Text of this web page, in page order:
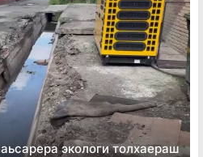
экологи толхаераш